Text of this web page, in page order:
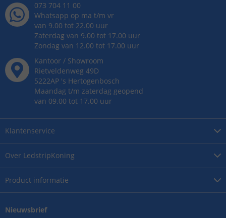
Over LedstripKoning
Product informatie
Klantenservice
073 704 11 00
Whatsapp op ma t/m vr
van 9.00 tot 22.00 uur
Zaterdag van 9.00 tot 17.00 uur
Zondag van 12.00 tot 17.00 uur
Kantoor / Showroom
Rietveldenweg 49D
5222AP 's Hertogenbosch
Maandag t/m zaterdag geopend
van 09.00 tot 17.00 uur
Nieuwsbrief